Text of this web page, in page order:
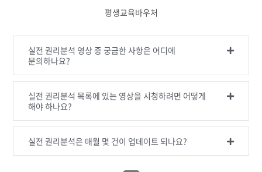
평생교육바우처
실전 권리분석 영상 중 궁금한 사항은 어디에
문의하나요?
실전 권리분석 목록에 있는 영상을 시청하려면 어떻게
해야 하나요?
실전 권리분석은 매월 몇 건이 업데이트 되나요?